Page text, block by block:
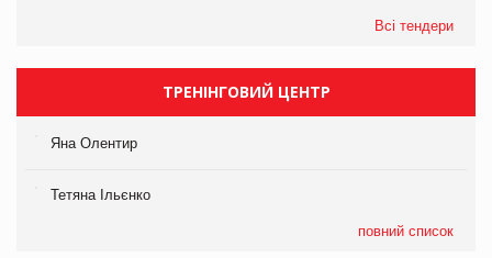
Всі тендери
ТРЕНІНГОВИЙ ЦЕНТР
Яна Олентир
Тетяна Ільєнко
повний список